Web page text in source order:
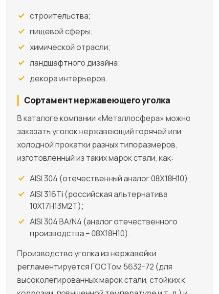
строительства;
пищевой сферы;
химической отрасли;
ландшафтного дизайна;
декора интерьеров.
Сортамент нержавеющего уголка
В каталоге компании «Металлосфера» можно
заказать уголок нержавеющий горячей или
холодной прокатки разных типоразмеров,
изготовленный из таких марок стали, как:
AISI 304 (отечественный аналог 08Х18Н10);
AISI 316Ti (российская альтернатива
10Х17Н13М2Т);
AISI 304 BA/N4 (аналог отечественного
производства – 08Х18Н10).
Производство уголка из нержавейки
регламентируется ГОСТом 5632-72 (для
высоколегированных марок стали, стойких к